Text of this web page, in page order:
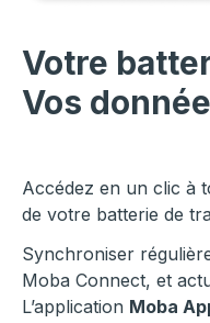
Votre
Vos
Accédez en un clic à
de votre batterie de
Synchroniser
Moba Connect, et
L’application Moba